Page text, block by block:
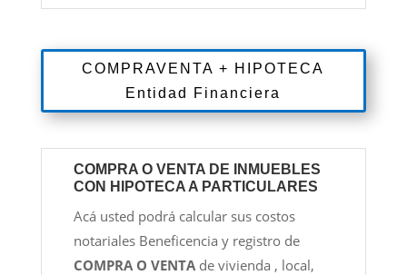
COMPRAVENTA + HIPOTECA
Entidad Financiera
COMPRA O VENTA DE INMUEBLES
CON HIPOTECA A PARTICULARES
Acá usted podrá calcular sus costos
notariales Beneficencia y registro de
COMPRA O VENTAde vivienda , local,